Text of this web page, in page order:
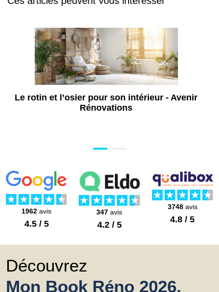
Le rotin et l’osier pour son intérieur - Avenir
Rénovations
1962 avis
4.5 / 5
347 avis
4.2 / 5
3748avis
4.8 / 5
Découvrez
Mon Book Réno 2026,